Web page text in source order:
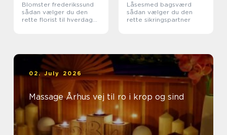
Blomster frederikssund
sådan vælger du den
rette florist til hverdag
Låsesmed bagsværd
sådan vælger du den
rette sikringspartner
02. July 2026
Massage Århus vej til ro i krop og sind